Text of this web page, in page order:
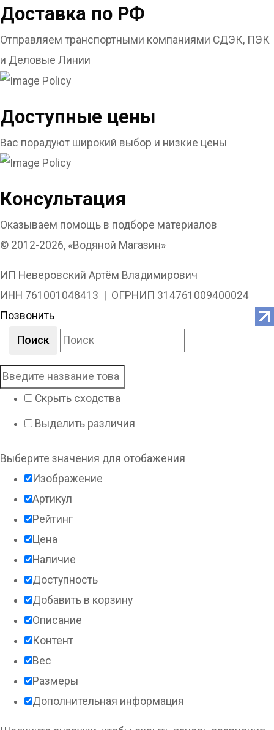
Доставка по РФ
Отправляем транспортными компаниями СДЭК, ПЭК
и Деловые Линии
Доступные цены
Вас порадуют широкий выбор и низкие цены
Консультация
Оказываем помощь в подборе материалов
© 2012-2026, «Водяной Магазин»
ИП Неверовский Артём Владимирович
ИНН 761001048413 | ОГРНИП 314761009400024
Позвонить
Поиск
Скрыть сходства
Выделить различия
Выберите значения для отобажения
Изображение
Артикул
Рейтинг
Цена
Наличие
Доступность
Добавить в корзину
Описание
Контент
Вес
Размеры
Дополнительная информация